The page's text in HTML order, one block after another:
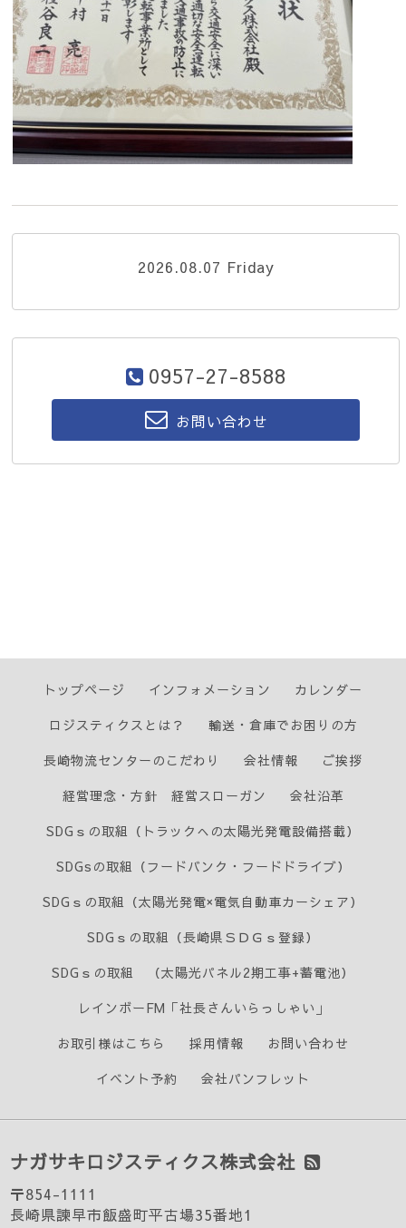
2026.08.07 Friday
0957-27-8588
お問い合わせ
トップページ インフォメーション
カレンダー
ロジスティクスとは？
輸送・倉庫でお困りの方
長崎物流センターのこだわり
会社情報
ご挨拶
経営理念・方針 経営スローガン
会社沿革
SDGｓの取組（トラックへの太陽光発電設備搭載）
SDGsの取組（フードバンク・フードドライブ）
SDGｓの取組（太陽光発電×電気自動車カーシェア）
SDGｓの取組（長崎県ＳＤＧｓ登録）
SDGｓの取組 （太陽光パネル2期工事+蓄電池）
レインボーFM「社長さんいらっしゃい」
お取引様はこちら
採用情報
お問い合わせ
イベント予約
会社パンフレット
ナガサキロジスティクス株式会社
〒854-1111
長崎県諫早市飯盛町平古場35番地1